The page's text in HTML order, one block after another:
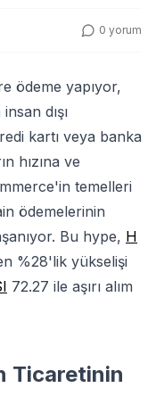
0 yorum
ödeme yapıyor,
dışı
kartı veya banka
hızına ve
temelleri
ödemelerinin
Bu hype, H
%28'lik yükselişi
72.27 ile aşırı alım
Ticaretinin